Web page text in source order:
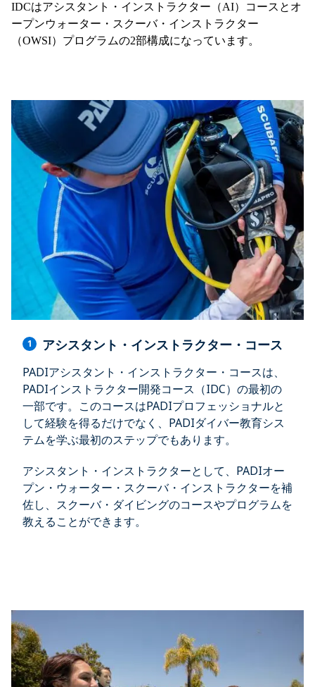
IDCはアシスタント・インストラクター（AI）コースとオ
ープンウォーター・スクーバ・インストラクター
（OWSI）プログラムの2部構成になっています。
1 アシスタント・インストラクター・コース
PADIアシスタント・インストラクター・コースは、
PADIインストラクター開発コース（IDC）の最初の
一部です。このコースはPADIプロフェッショナルと
して経験を得るだけでなく、PADIダイバー教育シス
テムを学ぶ最初のステップでもあります。
アシスタント・インストラクターとして、PADIオー
プン・ウォーター・スクーバ・インストラクターを補
佐し、スクーバ・ダイビングのコースやプログラムを
教えることができます。